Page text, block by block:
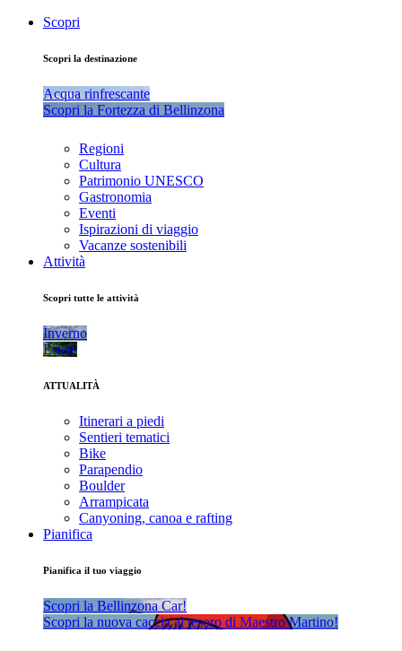
Scopri
Scopri la destinazione
Acqua rinfrescante
Scopri la Fortezza di Bellinzona
Regioni
Cultura
Patrimonio UNESCO
Gastronomia
Eventi
Ispirazioni di viaggio
Vacanze sostenibili
Attività
Scopri tutte le attività
Inverno
Estate
ATTUALITÀ
Itinerari a piedi
Sentieri tematici
Bike
Parapendio
Boulder
Arrampicata
Canyoning, canoa e rafting
Pianifica
Pianifica il tuo viaggio
Scopri la Bellinzona Car!
Scopri la nuova caccia al tesoro di Maestro Martino!